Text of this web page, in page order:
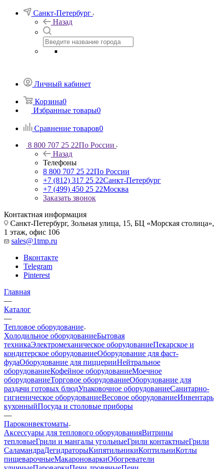
Санкт-Петербург
Назад
Личный кабинет
Корзина0
Избранные товары0
Сравнение товаров0
8 800 707 25 22По России
Назад
Телефоны
8 800 707 25 22По России
+7 (812) 317 25 22Санкт-Петербург
+7 (499) 450 25 22Москва
Заказать звонок
Контактная информация
Санкт-Петербург, Зольная улица, 15, БЦ «Морская столица»,
1 этаж, офис 106
sales@1tmp.ru
Вконтакте
Telegram
Pinterest
Главная
—
Каталог
—
Тепловое оборудование
Холодильное оборудованиеБытовая
техникаЭлектромеханическое оборудованиеПекарское и
кондитерское оборудованиеОборудование для фаст-
фудаОборудование для пиццерииНейтральное
оборудованиеКофейное оборудованиеМоечное
оборудованиеТорговое оборудованиеОборудование для
раздачи готовых блюдУпаковочное оборудованиеСанитарно-
гигиеническое оборудованиеВесовое оборудованиеИнвентарь
кухонныйПосуда и столовые приборы
—
Пароконвектоматы
Аксессуары для теплового оборудованияВитрины
тепловыеГрили и мангалы угольныеГрили контактныеГрили
СаламандраДегидраторыКипятильникиКоптильниКотлы
пищеварочныеМакароноваркиОбогреватели